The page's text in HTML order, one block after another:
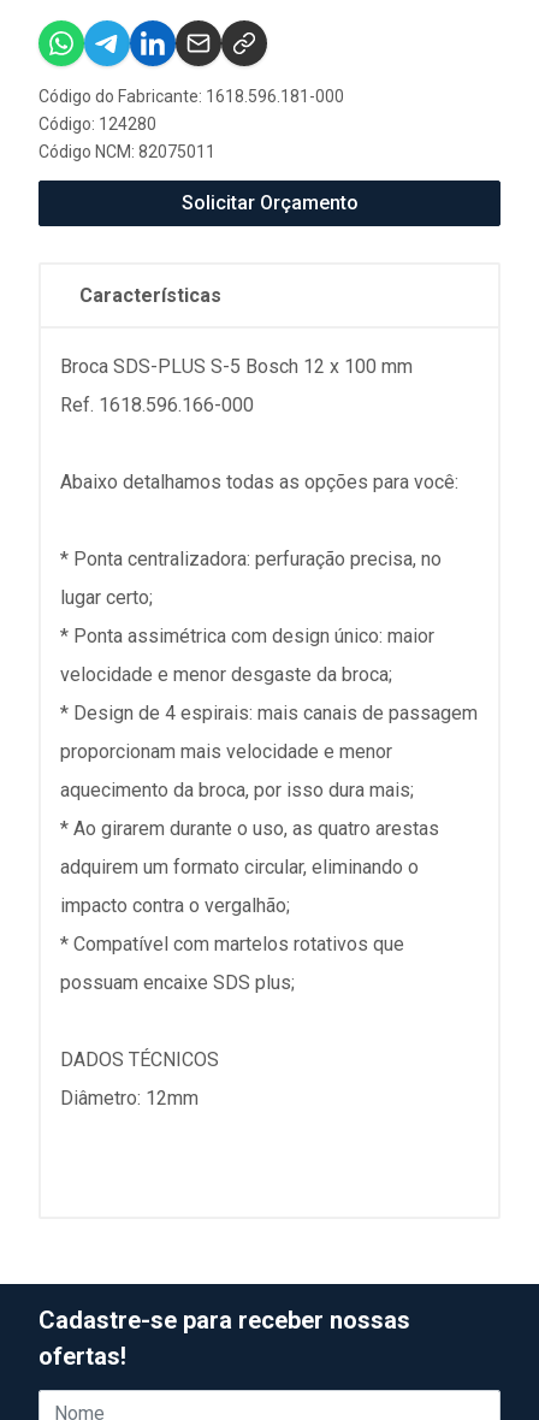
Código do Fabricante: 1618.596.181-000
Código: 124280
Código NCM: 82075011
Solicitar Orçamento
Características
Broca SDS-PLUS S-5 Bosch 12 x 100 mm
Ref. 1618.596.166-000
Abaixo detalhamos todas as opções para você:
* Ponta centralizadora: perfuração precisa, no
lugar certo;
* Ponta assimétrica com design único: maior
velocidade e menor desgaste da broca;
* Design de 4 espirais: mais canais de passagem
proporcionam mais velocidade e menor
aquecimento da broca, por isso dura mais;
* Ao girarem durante o uso, as quatro arestas
adquirem um formato circular, eliminando o
impacto contra o vergalhão;
* Compatível com martelos rotativos que
possuam encaixe SDS plus;
DADOS TÉCNICOS
Diâmetro: 12mm
Cadastre-se para receber nossas
ofertas!